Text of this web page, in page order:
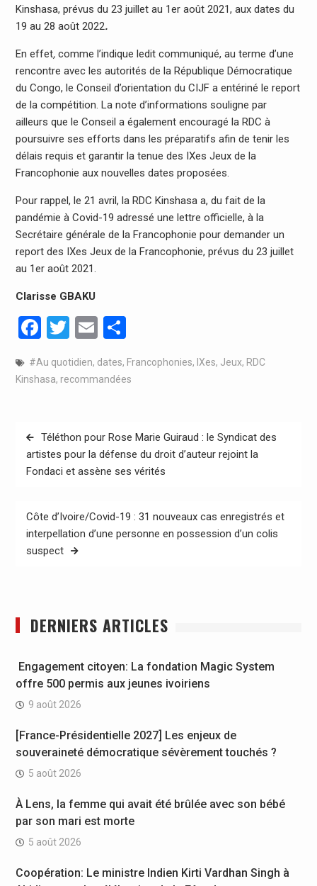
Kinshasa, prévus du 23 juillet au 1er août 2021, aux dates du
19 au 28 août 2022.
En effet, comme l’indique ledit communiqué, au terme d’une
rencontre avec les autorités de la République Démocratique
du Congo, le Conseil d’orientation du CIJF a entériné le report
de la compétition. La note d’informations souligne par
ailleurs que le Conseil a également encouragé la RDC à
poursuivre ses efforts dans les préparatifs afin de tenir les
délais requis et garantir la tenue des IXes Jeux de la
Francophonie aux nouvelles dates proposées.
Pour rappel, le 21 avril, la RDC Kinshasa a, du fait de la
pandémie à Covid-19 adressé une lettre officielle, à la
Secrétaire générale de la Francophonie pour demander un
report des IXes Jeux de la Francophonie, prévus du 23 juillet
au 1er août 2021.
Clarisse GBAKU
Facebook
Twitter
EmailPartager
#Au quotidien, dates, Francophonies, IXes, Jeux, RDC
Kinshasa, recommandées
Navigation
de
l’article
Téléthon pour Rose Marie Guiraud : le Syndicat des
artistes pour la défense du droit d’auteur rejoint la
Fondaci et assène ses vérités
Côte d’Ivoire/Covid-19 : 31 nouveaux cas enregistrés et
interpellation d’une personne en possession d’un colis
suspect
DERNIERS ARTICLES
Engagement citoyen: La fondation Magic System
offre 500 permis aux jeunes ivoiriens
9 août 2026
[France-Présidentielle 2027] Les enjeux de
souveraineté démocratique sévèrement touchés ?
5 août 2026
À Lens, la femme qui avait été brûlée avec son bébé
par son mari est morte
5 août 2026
Coopération: Le ministre Indien Kirti Vardhan Singh à